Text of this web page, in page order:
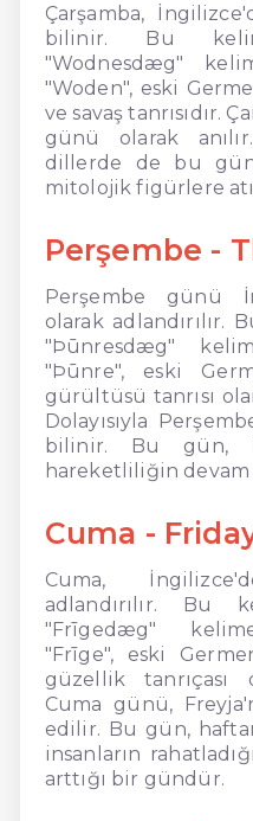
Çarşamba,
bilinir. Bu
"Wodnesdæg"
"Woden", eski
ve savaş tanrısıdır.
günü olarak
dillerde de bu
mitolojik figürlere
Perşembe -
Perşembe günü
olarak adlandırılır.
"Þūnresdæg"
"Þūnre", eski
gürültüsü tanrısı
Dolayısıyla
bilinir. Bu gün,
hareketliliğin
Cuma -
Cuma,
adlandırılır. Bu
"Frīgedæg"
"Frīge", eski
güzellik tanrıçası
Cuma günü,
edilir. Bu gün,
insanların
arttığı bir gündür.